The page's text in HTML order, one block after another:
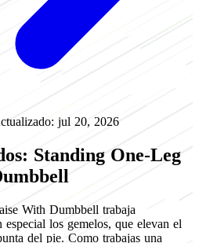
jul 20, 2026
Standing One-Leg
With Dumbbell trabaja
especial los gemelos, que elevan el
del pie. Como trabajas una